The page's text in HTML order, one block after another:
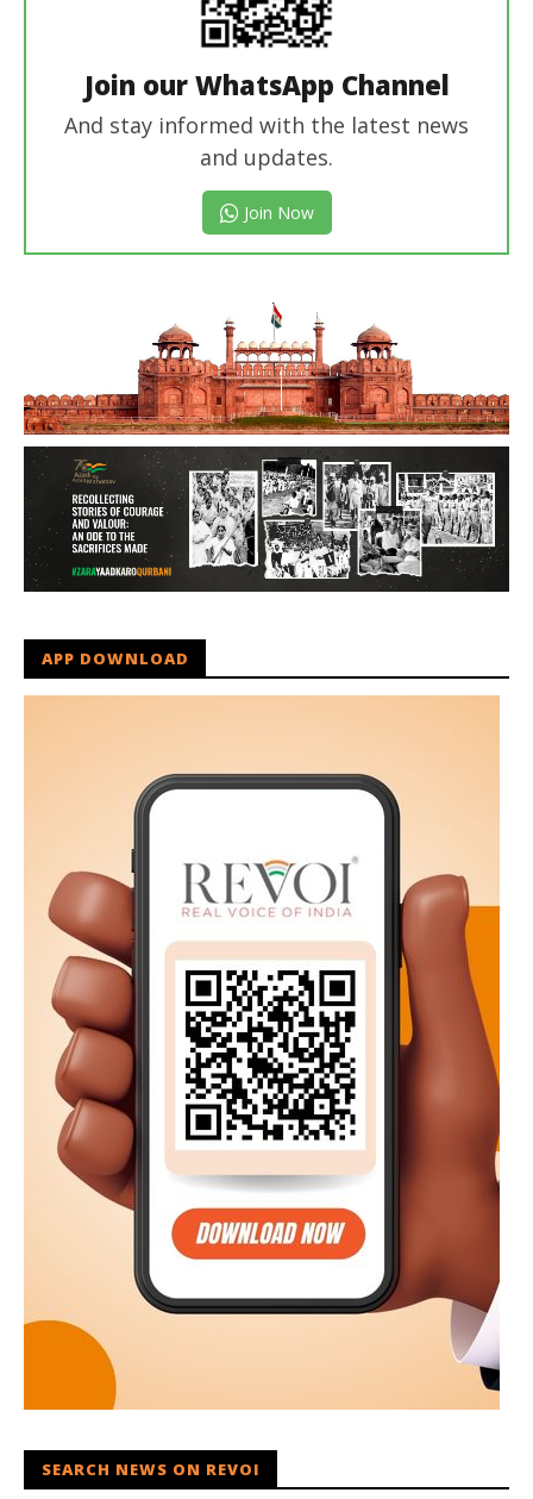
Join our WhatsApp Channel
And stay informed with the latest news
and updates.
Join Now
APP DOWNLOAD
SEARCH NEWS ON REVOI